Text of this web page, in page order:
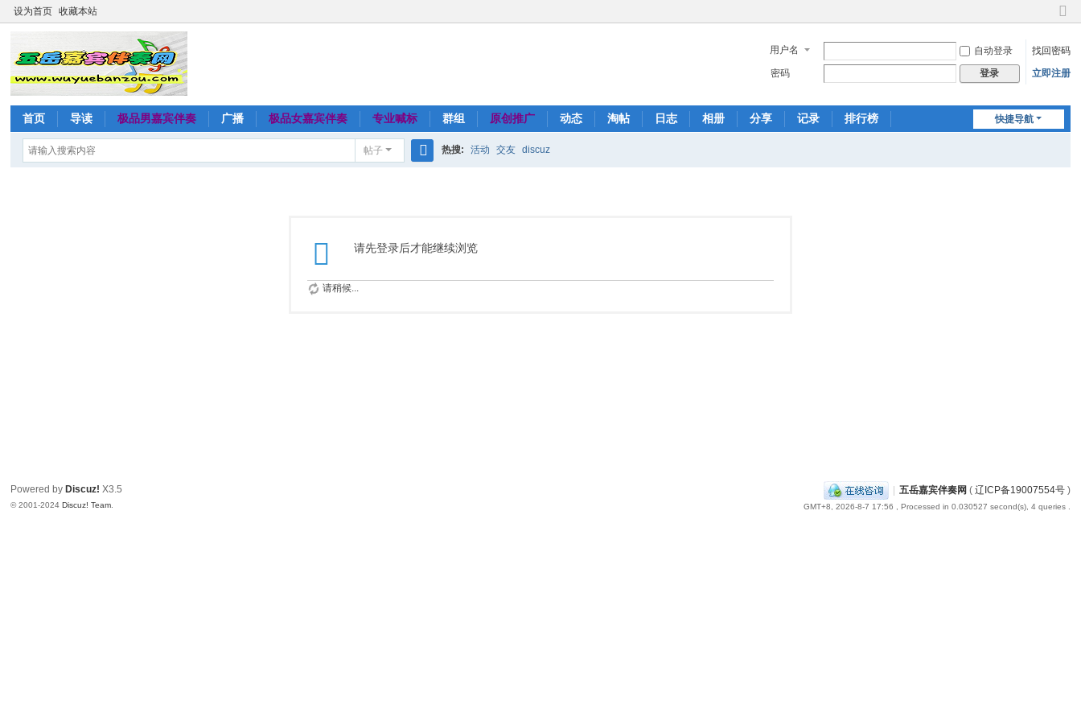
设为首页 收藏本站
切
到
窄
用户名 自动登录
找回密码
密码
登录 立即注册
快捷导航
首页 导读 极品男嘉宾伴奏 广播 极品女嘉宾伴奏 专业喊标 群组 原创推广 动态 淘帖 日志 相册 分享 记录 排行榜
帖子 热搜: 活动 交友 discuz
请先登录后才能继续浏览
请稍候...
| 五岳嘉宾伴奏网 ( 辽ICP备19007554号)
GMT+8, 2026-8-7 17:56 , Processed in 0.030527 second(s), 4 queries .
Powered by Discuz! X3.5
© 2001-2024Discuz! Team